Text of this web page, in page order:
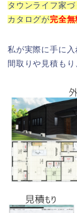
タウンライフ家
カタログが完全無
私が実際に手に
間取りや見積もり